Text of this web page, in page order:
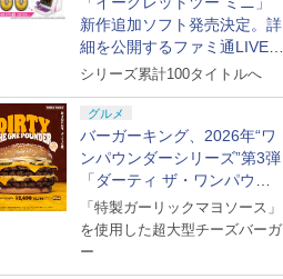
新作追加ソフト発売決定。詳
細を公開するファミ通LIVEが
8月27日20時から配信
シリーズ累計100タイトルへ
グルメ
バーガーキング、2026年“ワ
ンパウンダーシリーズ”第3弾
「ダーティ ザ・ワンパウン
ダー」を8月7日発売
「特製ガーリックマヨソース」
を使用した超大型チーズバーガ
ー